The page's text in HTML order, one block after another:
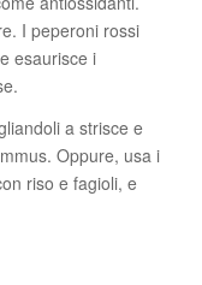
I peperoni rossi
esaurisce i
a strisce e
Oppure, usa i
riso e fagioli, e